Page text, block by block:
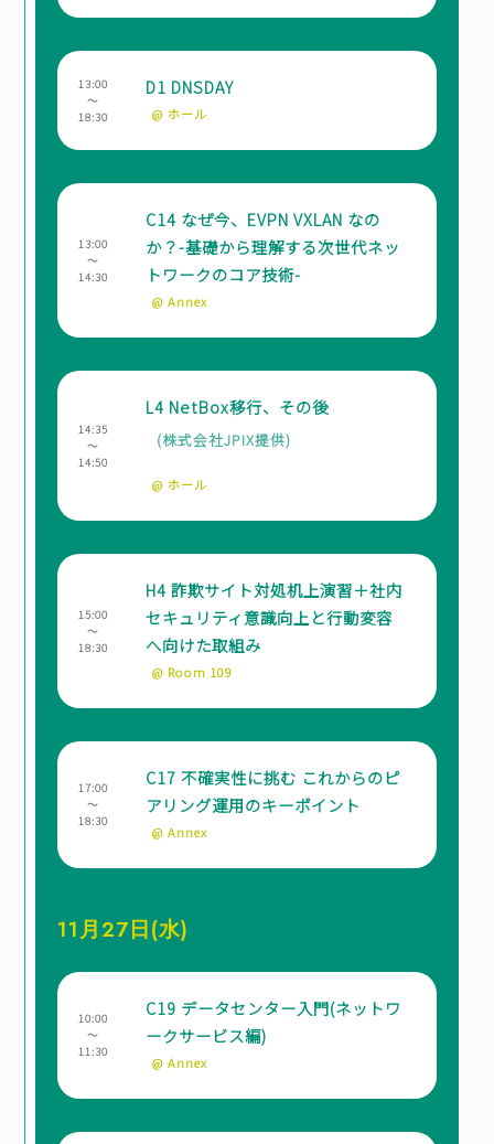
13:00
～
18:30
D1 DNSDAY
@ ホール
13:00
～
14:30
C14 なぜ今、EVPN VXLAN なの
か？-基礎から理解する次世代ネッ
トワークのコア技術-
@ Annex
14:35
～
14:50
L4 NetBox移行、その後
(株式会社JPIX提供)
@ ホール
15:00
～
18:30
H4 詐欺サイト対処机上演習＋社内
セキュリティ意識向上と行動変容
へ向けた取組み
@ Room 109
17:00
～
18:30
C17 不確実性に挑む これからのピ
アリング運用のキーポイント
@ Annex
11月27日(水)
10:00
～
11:30
C19 データセンター入門(ネットワ
ークサービス編)
@ Annex